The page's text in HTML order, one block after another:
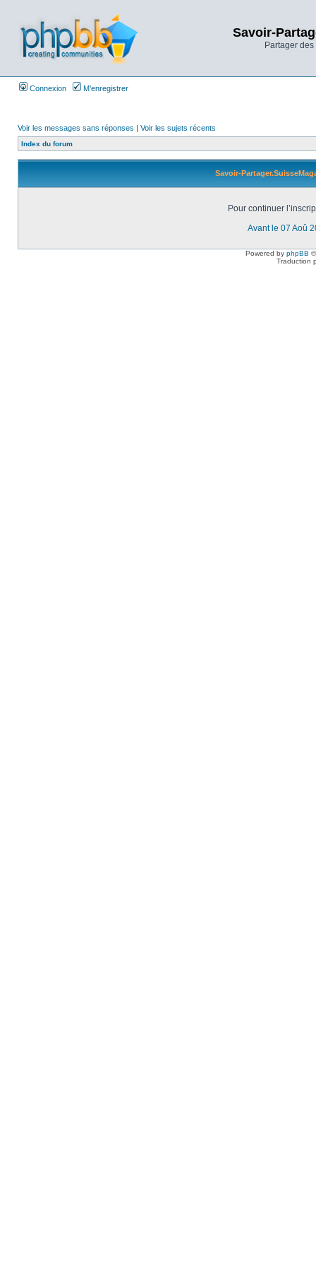
Savoir-
Partager
Connexion M’enregistrer
Voir les messages sans réponses | Voir les sujets récents
Index du forum
Savoir-
Pour continuer
Avant le 07 Aoû
Powered by phpBB
Traduction